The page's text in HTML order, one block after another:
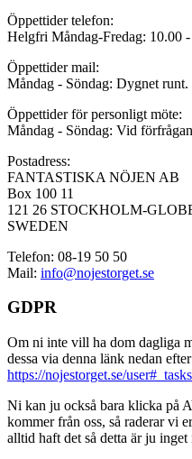
Öppettider telefon:
Helgfri Måndag-Fredag: 10.00
Öppettider mail:
Måndag - Söndag: Dygnet runt.
Öppettider för personligt möte:
Måndag - Söndag: Vid
Postadress:
FANTASTISKA NÖJEN AB
Box 100 11
121 26 STOCKHOLM-
SWEDEN
Telefon: 08-19 50 50
Mail: info@nojestorget.se
GDPR
Om ni inte vill ha dom dagliga
dessa via denna länk nedan
https://nojestorget.se/user#_tasks
Ni kan ju också bara klicka på
kommer från oss, så raderar vi
alltid haft det så detta är ju inget